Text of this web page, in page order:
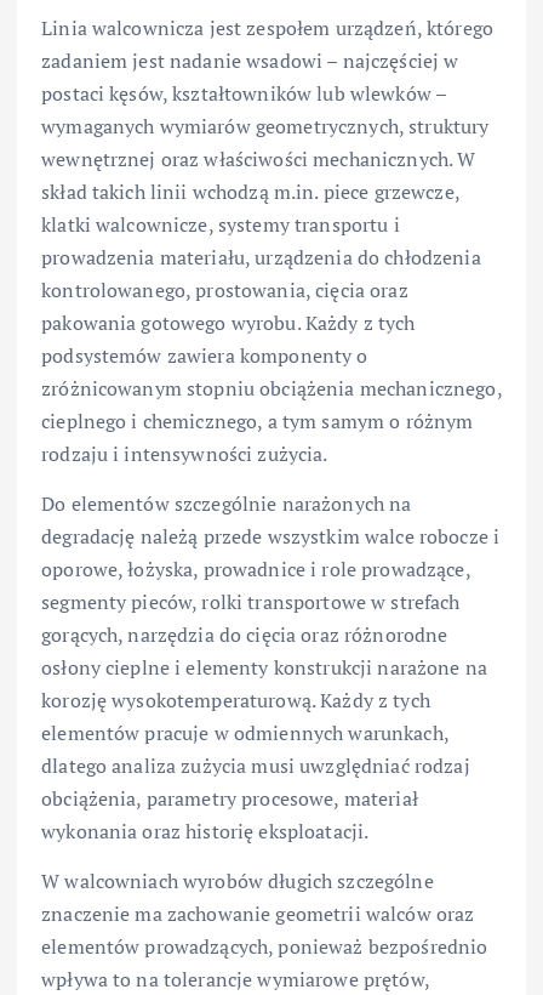
Linia walcownicza jest zespołem urządzeń, którego
zadaniem jest nadanie wsadowi – najczęściej w
postaci kęsów, kształtowników lub wlewków –
wymaganych wymiarów geometrycznych, struktury
wewnętrznej oraz właściwości mechanicznych. W
skład takich linii wchodzą m.in. piece grzewcze,
klatki walcownicze, systemy transportu i
prowadzenia materiału, urządzenia do chłodzenia
kontrolowanego, prostowania, cięcia oraz
pakowania gotowego wyrobu. Każdy z tych
podsystemów zawiera komponenty o
zróżnicowanym stopniu obciążenia mechanicznego,
cieplnego i chemicznego, a tym samym o różnym
rodzaju i intensywności zużycia.
Do elementów szczególnie narażonych na
degradację należą przede wszystkim walce robocze i
oporowe, łożyska, prowadnice i role prowadzące,
segmenty pieców, rolki transportowe w strefach
gorących, narzędzia do cięcia oraz różnorodne
osłony cieplne i elementy konstrukcji narażone na
korozję wysokotemperaturową. Każdy z tych
elementów pracuje w odmiennych warunkach,
dlatego analiza zużycia musi uwzględniać rodzaj
obciążenia, parametry procesowe, materiał
wykonania oraz historię eksploatacji.
W walcowniach wyrobów długich szczególne
znaczenie ma zachowanie geometrii walców oraz
elementów prowadzących, ponieważ bezpośrednio
wpływa to na tolerancje wymiarowe prętów,